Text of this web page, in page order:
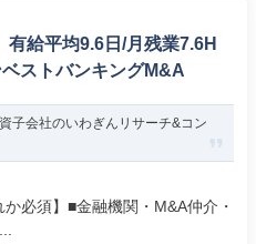
有給平均9.6日/月残業7.6H
ストバンキングM&A
子会社のいわぎんリサーチ&コン
必須】■金融機関・M&A仲介・